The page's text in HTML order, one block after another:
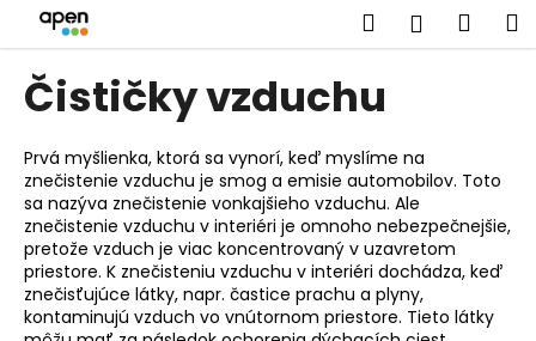
Prejsť
obsah
Hľadať
Čističky vzduchu
Prvá myšlienka, ktorá sa vynorí, keď myslíme na
znečistenie vzduchu je smog a emisie automobilov. Toto
sa nazýva znečistenie vonkajšieho vzduchu. Ale
znečistenie vzduchu v interiéri je omnoho nebezpečnejšie,
pretože vzduch je viac koncentrovaný v uzavretom
priestore. K znečisteniu vzduchu v interiéri dochádza, keď
znečisťujúce látky, napr. častice prachu a plyny,
kontaminujú vzduch vo vnútornom priestore. Tieto látky
o
o
p
o
t
r
e